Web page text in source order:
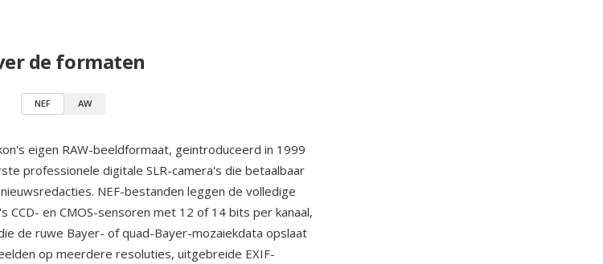
de formaten
NEF AW
eigen RAW-beeldformaat, geintroduceerd in 1999
professionele digitale SLR-camera's die betaalbaar
NEF-bestanden leggen de volledige
en CMOS-sensoren met 12 of 14 bits per kanaal,
de ruwe Bayer- of quad-Bayer-mozaiekdata opslaat
op meerdere resoluties, uitgebreide EXIF-